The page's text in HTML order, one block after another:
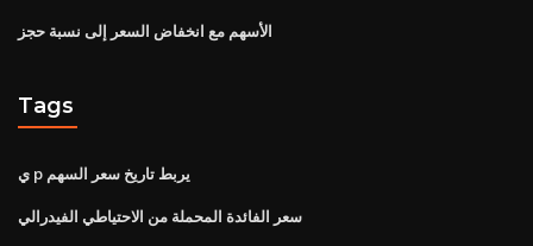
الأسهم مع انخفاض السعر إلى نسبة حجز
Tags
ي p يربط تاريخ سعر السهم
سعر الفائدة المحملة من الاحتياطي الفيدرالي